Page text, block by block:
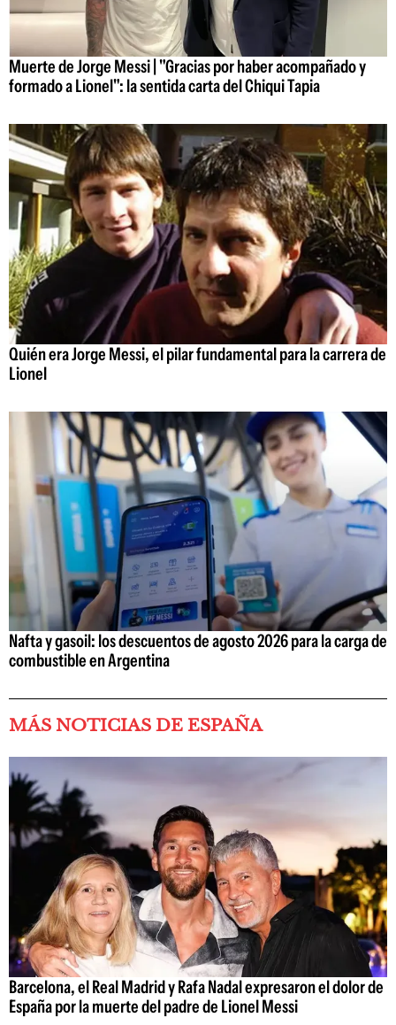
Muerte de Jorge Messi | "Gracias por haber acompañado y
formado a Lionel": la sentida carta del Chiqui Tapia
Quién era Jorge Messi, el pilar fundamental para la carrera de
Lionel
Nafta y gasoil: los descuentos de agosto 2026 para la carga de
combustible en Argentina
MÁS NOTICIAS DE ESPAÑA
Barcelona, el Real Madrid y Rafa Nadal expresaron el dolor de
España por la muerte del padre de Lionel Messi